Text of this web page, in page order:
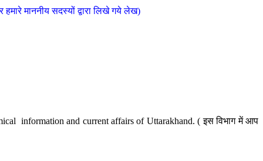
माननीय सदस्यों द्वारा लिखे गये लेख)
information and current affairs of Uttarakhand. ( इस विभाग में आप